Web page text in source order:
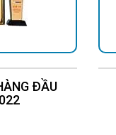
ĐẦU